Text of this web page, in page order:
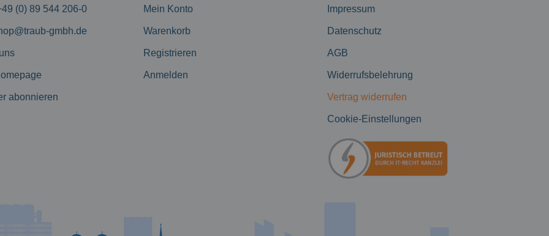
(0) 89 544 206-0
gmbh.de
abonnieren
Mein Konto
Warenkorb
Registrieren
Anmelden
Impressum
Datenschutz
AGB
Widerrufsbelehrung
Vertrag widerrufen
Cookie-Einstellungen